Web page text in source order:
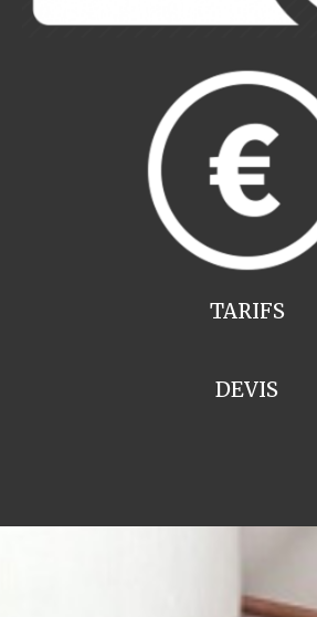
TARIFS
DEVIS